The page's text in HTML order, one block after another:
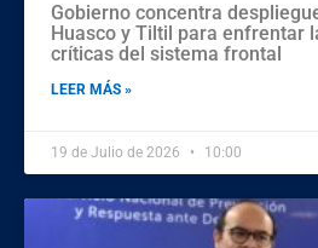
Gobierno concentra
Huasco y Tiltil para enfrentar
críticas del sistema frontal
LEER MÁS »
19 de Julio de 2026 10:00